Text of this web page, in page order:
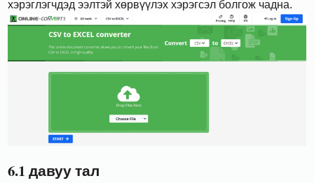
хэрэглэгчдэд ээлтэй хөрвүүлэх хэрэгсэл болгож чадна.
6.1 давуу тал